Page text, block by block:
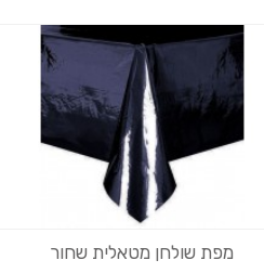
מפת שולחן מטאלית שחור